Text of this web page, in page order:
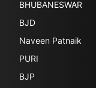
BHUBANESWAR
BJD
Naveen Patnaik
PURI
BJP